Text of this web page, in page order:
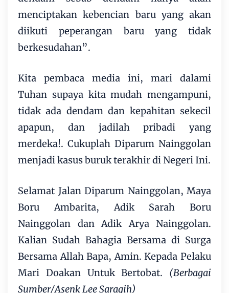
menciptakan kebencian baru yang akan
diikuti peperangan baru yang tidak
berkesudahan”.
Kita pembaca media ini, mari dalami
Tuhan supaya kita mudah mengampuni,
tidak ada dendam dan kepahitan sekecil
apapun, dan jadilah pribadi yang
merdeka!. Cukuplah Diparum Nainggolan
menjadi kasus buruk terakhir di Negeri Ini.
Selamat Jalan Diparum Nainggolan, Maya
Boru Ambarita, Adik Sarah Boru
Nainggolan dan Adik Arya Nainggolan.
Kalian Sudah Bahagia Bersama di Surga
Bersama Allah Bapa, Amin. Kepada Pelaku
Mari Doakan Untuk Bertobat. (Berbagai
Sumber/Asenk Lee Saragih)